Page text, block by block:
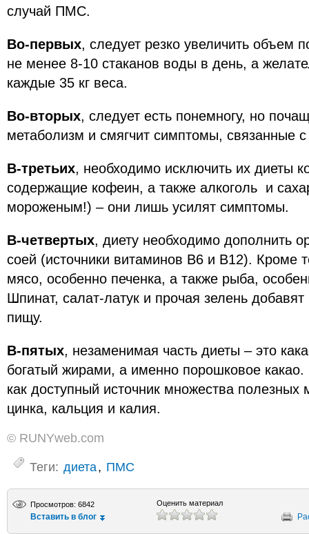
случай ПМС.
Во-первых, следует резко увеличить объем
не менее 8-10 стаканов воды в день, а
каждые 35 кг веса.
Во-вторых, следует есть понемногу, но
метаболизм и смягчит симптомы, связанные
В-третьих, необходимо исключить их диеты
содержащие кофеин, а также алкоголь и
мороженым!) – они лишь усилят симптомы.
В-четвертых, диету необходимо дополнить
соей (источники витаминов В6 и В12). Кроме
мясо, особенно печенка, а также рыба,
Шпинат, салат-латук и прочая зелень
пищу.
В-пятых, незаменимая часть диеты – это
богатый жирами, а именно порошковое
как доступный источник множества полезных
цинка, кальция и калия.
© RUNYweb.com
Теги: диета, ПМС
Просмотров: 6842
Вставить в блог
Оценить материал